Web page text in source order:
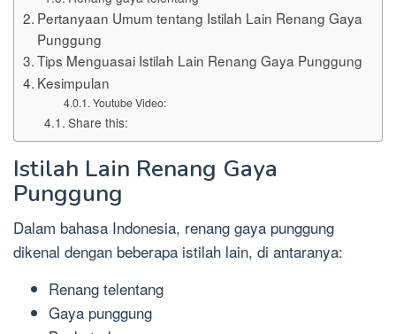
Pertanyaan Umum tentang Istilah Lain Renang Gaya
Punggung
Tips Menguasai Istilah Lain Renang Gaya Punggung
Kesimpulan
Youtube Video:
Share this:
Istilah Lain Renang Gaya
Punggung
Dalam bahasa Indonesia, renang gaya punggung
dikenal dengan beberapa istilah lain, di antaranya:
Renang telentang
Gaya punggung